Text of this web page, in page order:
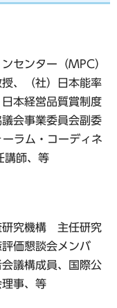
センター（MPC）
、（社）日本能率
本経営品質賞制度
会事業委員会副委
ラム・コーディネ
講師、等
研究機構 主任研究
価懇談会メンバ
議構成員、国際公
事、等